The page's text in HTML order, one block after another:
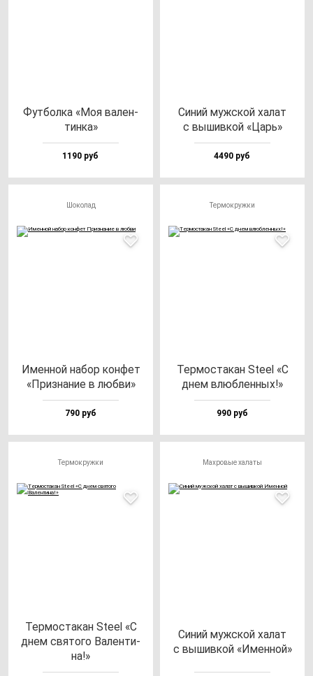
Фут­бол­ка «Моя ва­лен­
тин­ка»
1190 руб
Синий муж­ской ха­лат
с вы­шив­кой «Царь»
4490 руб
Шоколад
Имен­ной на­бор кон­фет
«Приз­на­ние в люб­ви»
790 руб
Термокружки
Тер­мос­та­кан Ste­el «С
днем влюб­лен­ных!»
990 руб
Термокружки
Тер­мос­та­кан Ste­el «С
днем свя­то­го Вален­ти­
на!»
Махровые халаты
Синий муж­ской ха­лат
с вы­шив­кой «Имен­ной»